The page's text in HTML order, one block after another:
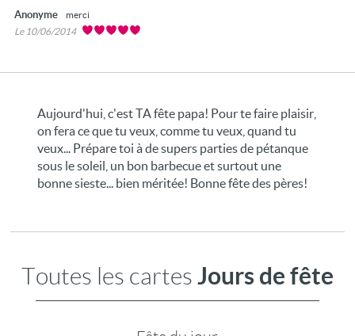
Anonyme
merci
Le 10/06/2014
Aujourd'hui, c'est TA fête papa! Pour te faire plaisir,
on fera ce que tu veux, comme tu veux, quand tu
veux... Prépare toi à de supers parties de pétanque
sous le soleil, un bon barbecue et surtout une
bonne sieste... bien méritée! Bonne fête des pères!
Toutes les cartes Jours de fête